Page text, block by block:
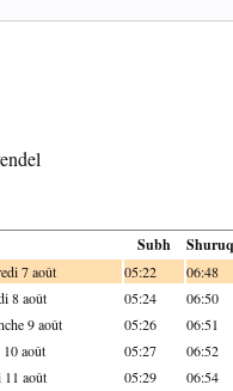
Subh
7 août 05:22 06:48
8 août 05:24 06:50
9 août 05:26 06:51
août 05:27 06:52
août 05:29 06:54